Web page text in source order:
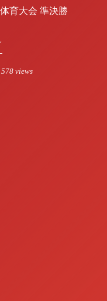
育大会 準決勝
views